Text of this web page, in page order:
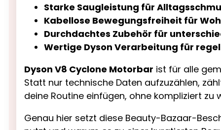
Starke Saugleistung für
Kabellose Bewegungsfreiheit für
Durchdachtes Zubehör für
Wertige Dyson Verarbeitung für
Dyson V8 Cyclone Motorbar ist für alle
Statt nur technische Daten aufzuzählen,
deine Routine einfügen, ohne kompliziert zu
Genau hier setzt diese Beauty-Bazaar-